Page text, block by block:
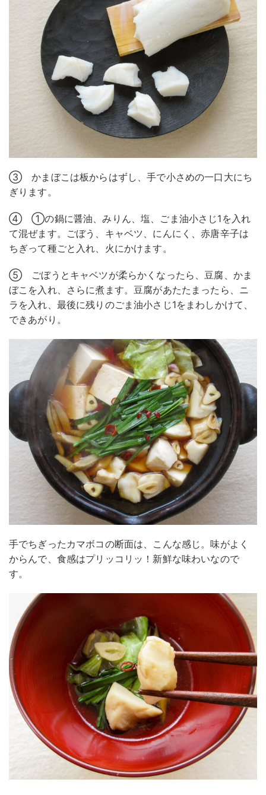
③ かまぼこは板からはずし、手で小さめの一口大にち
ぎります。
④ ①の鍋に醤油、みりん、塩、ごま油小さじ1を入れ
て混ぜます。ごぼう、キャベツ、にんにく、赤唐辛子は
ちぎって種ごと入れ、火にかけます。
⑤ ごぼうとキャベツが柔らかくなったら、豆腐、かま
ぼこを入れ、さらに煮ます。豆腐があたたまったら、ニ
ラを入れ、最後に残りのごま油小さじ1をまわしかけて、
できあがり。
手でちぎったカマボコの断面は、こんな感じ。味がよく
からんで、食感はプリッコリッ！新鮮な味わいなので
す。